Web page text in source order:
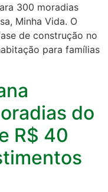
300 moradias
Minha Vida. O
de construção no
para famílias
do
R$ 40